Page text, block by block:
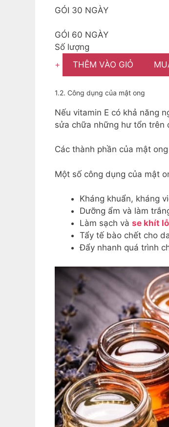
GÓI 30 NGÀY
GÓI 60 NGÀY
Số lượng
+
THÊM VÀO GIỎ
1.2. Công dụng của mật ong
Nếu vitamin E có khả năng
sửa chữa những hư tổn trên
Các thành phần của mật
Một số công dụng của mật
Kháng khuẩn, kháng
Dưỡng ẩm và làm
Làm sạch và se khít
Tẩy tế bào chết cho
Đẩy nhanh quá trình